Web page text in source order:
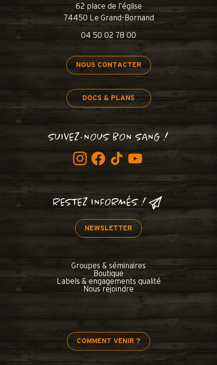
62 place de l’église
74450 Le Grand-Bornand
04 50 02 78 00
NOUS CONTACTER
DOCS & PLANS
SUIVEZ-NOUS BON SANG !
RESTEZ INFORMÉS !
NEWSLETTER
Groupes & séminaires
Boutique
Labels & engagements qualité
Nous rejoindre
COMMENT VENIR ?